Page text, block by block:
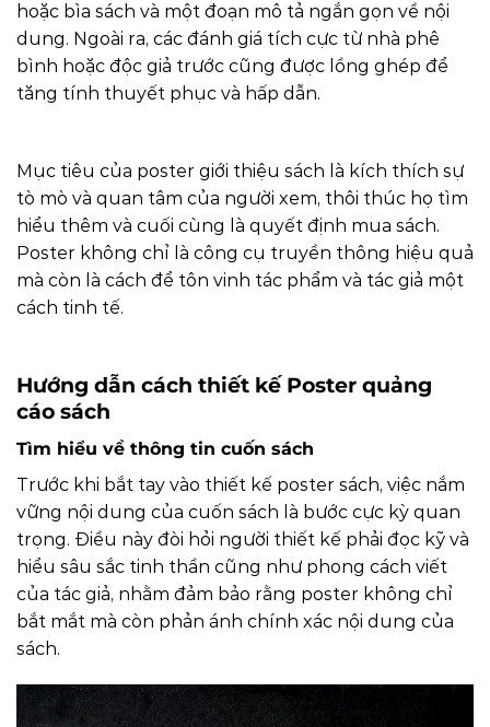
hoặc bìa sách và một đoạn mô tả ngắn gọn về nội
dung. Ngoài ra, các đánh giá tích cực từ nhà phê
bình hoặc độc giả trước cũng được lồng ghép để
tăng tính thuyết phục và hấp dẫn.
Mục tiêu của poster giới thiệu sách là kích thích sự
tò mò và quan tâm của người xem, thôi thúc họ tìm
hiểu thêm và cuối cùng là quyết định mua sách.
Poster không chỉ là công cụ truyền thông hiệu quả
mà còn là cách để tôn vinh tác phẩm và tác giả một
cách tinh tế.
Hướng dẫn cách thiết kế Poster quảng
cáo sách
Tìm hiểu về thông tin cuốn sách
Trước khi bắt tay vào thiết kế poster sách, việc nắm
vững nội dung của cuốn sách là bước cực kỳ quan
trọng. Điều này đòi hỏi người thiết kế phải đọc kỹ và
hiểu sâu sắc tinh thần cũng như phong cách viết
của tác giả, nhằm đảm bảo rằng poster không chỉ
bắt mắt mà còn phản ánh chính xác nội dung của
sách.